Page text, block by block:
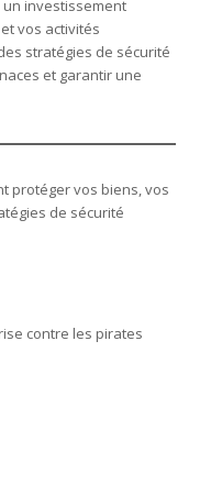
un investissement
vos activités
stratégies de sécurité
et garantir une
protéger vos biens, vos
de sécurité
contre les pirates